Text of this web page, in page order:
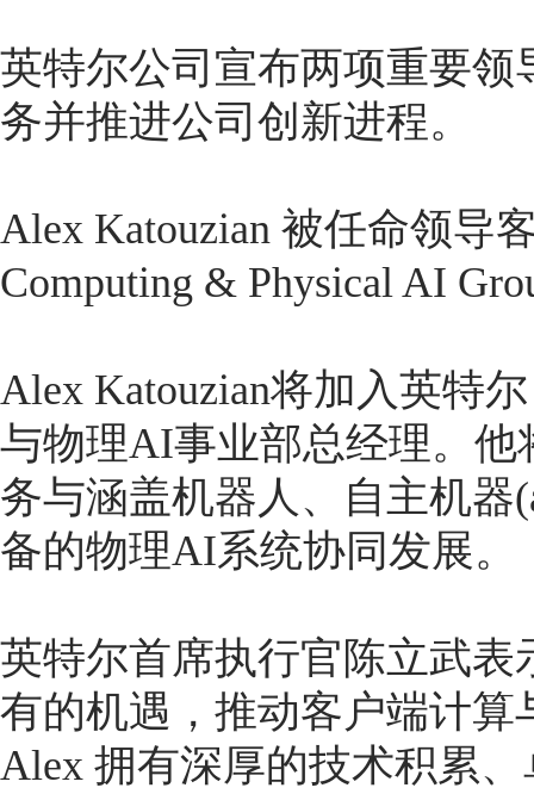
英特尔公司宣布两项重要
务并推进公司创新进程。
Alex Katouzian 被任命领导
Computing & Physical AI
Alex Katouzian将加入英特
与物理AI事业部总经理。
务与涵盖机器人、自主机器
备的物理AI系统协同发展。
英特尔首席执行官陈立武
有的机遇，推动客户端计
Alex 拥有深厚的技术积累